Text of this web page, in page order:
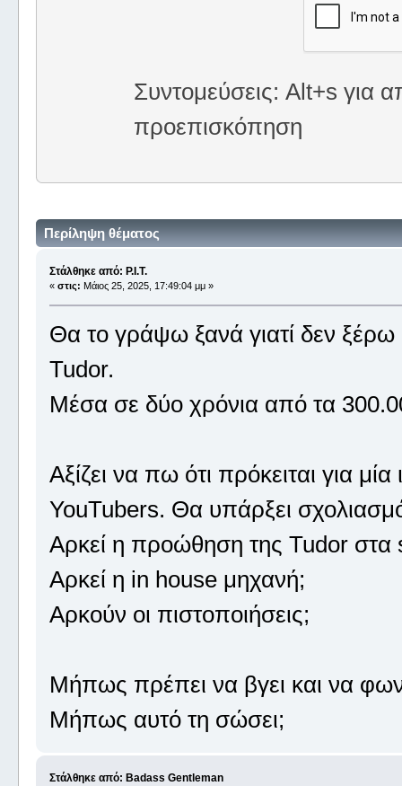
Συντομεύσεις: Alt+s για
προεπισκόπηση
Περίληψη θέματος
Στάλθηκε από: P.I.T.
« στις: Μάιος 25, 2025, 17:49:04 μμ »
Θα το γράψω ξανά γιατί δεν ξέρω
Tudor.
Μέσα σε δύο χρόνια από τα
Αξίζει να πω ότι πρόκειται για
YouTubers. Θα υπάρξει
Αρκεί η προώθηση της Tudor στα
Αρκεί η in house μηχανή;
Αρκούν οι πιστοποιήσεις;
Μήπως πρέπει να βγει και να
Μήπως αυτό τη σώσει;
Στάλθηκε από: Badass Gentleman